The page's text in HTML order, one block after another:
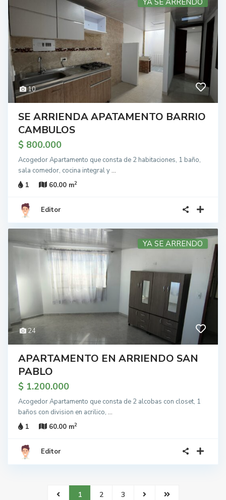
10
YA SE ARRENDO
SE ARRIENDA APATAMENTO BARRIO
CAMBULOS
$ 800.000
Acogedor Apartamento que consta de 2 habitaciones, 1 baño,
sala comedor, cocina integral y...
1
60.00 m2
Editor
24
YA SE ARRENDO
APARTAMENTO EN ARRIENDO SAN
PABLO
$ 1.200.000
Acogedor Apartamento que consta de 2 alcobas con closet, 1
baños con division en acrilico, ...
1
60.00 m2
Editor
1 2 3